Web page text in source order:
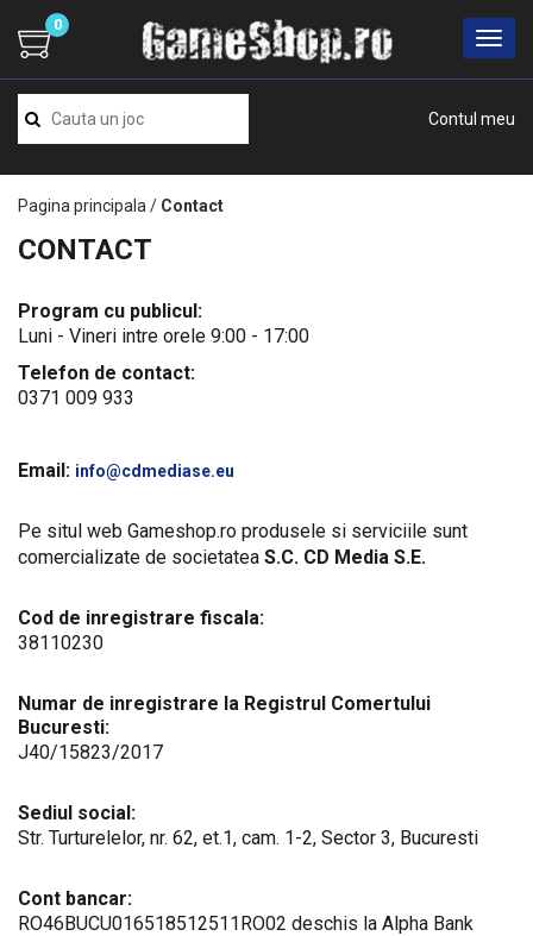
Contul meu
0
Pagina principala / Contact
CONTACT
Program cu publicul:
Luni - Vineri intre orele 9:00 - 17:00
Telefon de contact:
0371 009 933
Email: info@cdmediase.eu
Pe situl web Gameshop.ro produsele si serviciile sunt
comercializate de societatea S.C. CD Media S.E.
Cod de inregistrare fiscala:
38110230
Numar de inregistrare la Registrul Comertului
Bucuresti:
J40/15823/2017
Sediul social:
Str. Turturelelor, nr. 62, et.1, cam. 1-2, Sector 3, Bucuresti
Cont bancar:
RO46BUCU016518512511RO02 deschis la Alpha Bank